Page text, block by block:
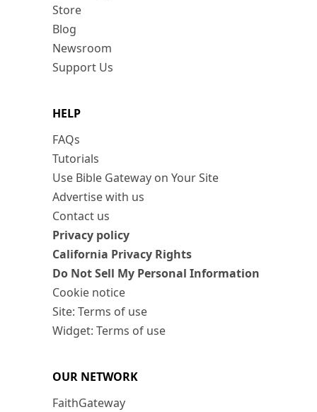
Store
Blog
Newsroom
Support Us
HELP
FAQs
Tutorials
Use Bible Gateway on Your Site
Advertise with us
Contact us
Privacy policy
California Privacy Rights
Do Not Sell My Personal Information
Cookie notice
Site: Terms of use
Widget: Terms of use
OUR NETWORK
FaithGateway